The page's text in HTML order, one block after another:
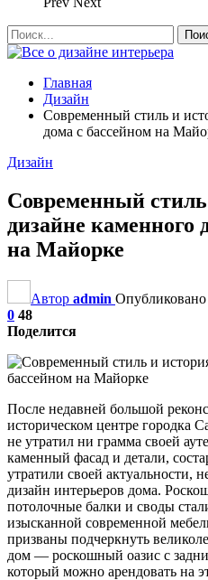
Главная
Дизайн
Современный стиль и
дома с бассейном на
Дизайн
Современный
дизайне каменного
на Майорке
Автор admin Опубликовано
0 48
Поделится
После недавней большой
историческом центре городка
не утратил ни грамма своей
каменный фасад и детали,
утратили своей актуальности,
дизайн интерьеров дома.
потолочные балки и своды
изысканной современной
призваны подчеркнуть
дом — роскошный оазис с
который можно арендовать на